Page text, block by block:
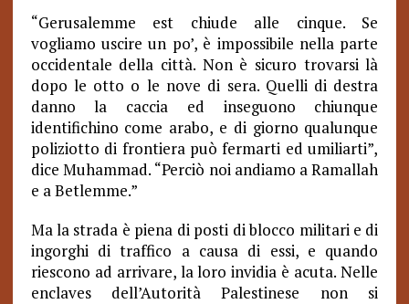
“Gerusalemme est chiude alle cinque. Se
vogliamo uscire un po’, è impossibile nella parte
occidentale della città. Non è sicuro trovarsi là
dopo le otto o le nove di sera. Quelli di destra
danno la caccia ed inseguono chiunque
identifichino come arabo, e di giorno qualunque
poliziotto di frontiera può fermarti ed umiliarti”,
dice Muhammad. “Perciò noi andiamo a Ramallah
e a Betlemme.”
Ma la strada è piena di posti di blocco militari e di
ingorghi di traffico a causa di essi, e quando
riescono ad arrivare, la loro invidia è acuta. Nelle
enclaves dell’Autorità Palestinese non si